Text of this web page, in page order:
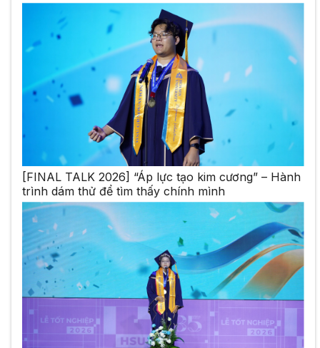
[FINAL TALK 2026] “Áp lực tạo kim cương” – Hành
trình dám thử để tìm thấy chính mình